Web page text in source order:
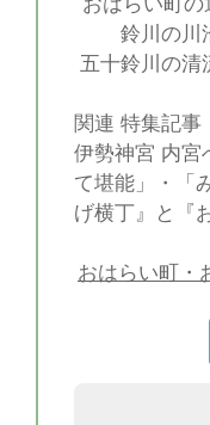
鈴川の川
五十鈴川の清
関連 特集記事
伊勢神宮 内宮
て堪能」・「
げ横丁』と『
おはらい町